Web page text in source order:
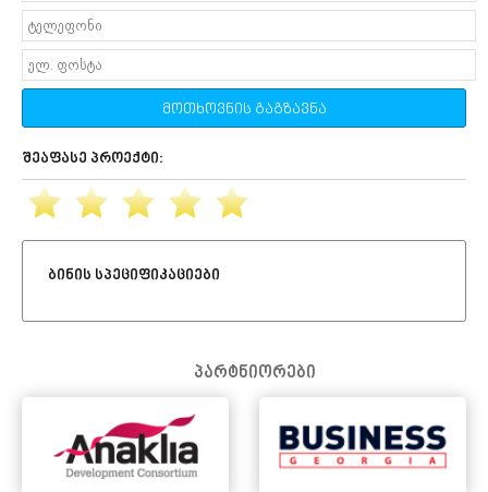
მოთხოვნის გაგზავნა
შეაფასე პროექტი:
ბინის სპეციფიკაციები
პარტნიორები